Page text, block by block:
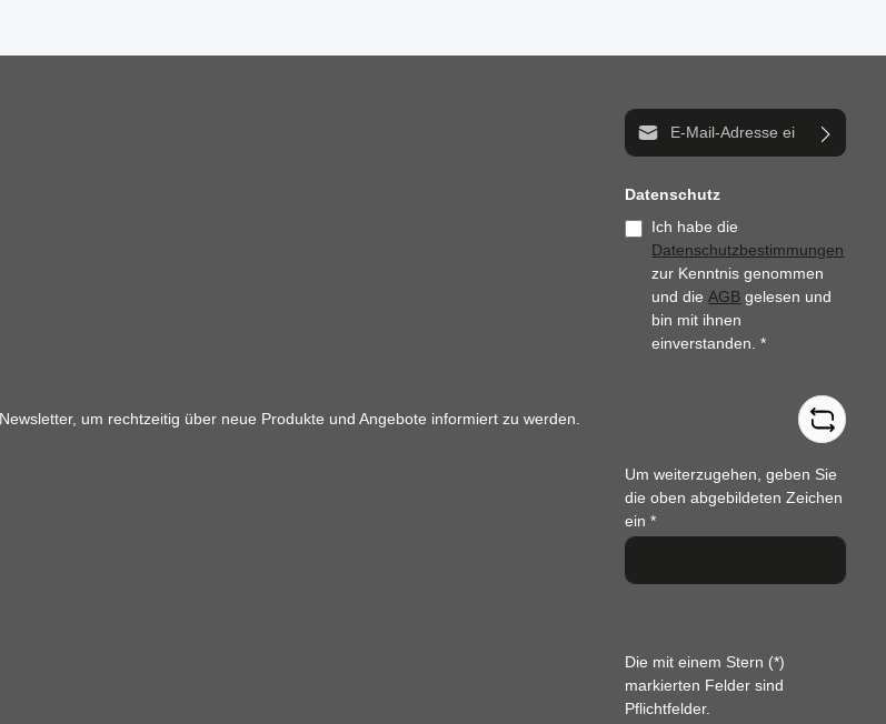
um rechtzeitig über neue Produkte und Angebote informiert zu werden.
E-Mail-Adresse*
Datenschutz
Ich habe die
Datenschutzbestimmungen
zur Kenntnis genommen
und dieAGB gelesen und
bin mit ihnen
einverstanden.*
Um weiterzugehen, geben Sie
die oben abgebildeten Zeichen
ein*
Die mit einem Stern (*)
markierten Felder sind
Pflichtfelder.